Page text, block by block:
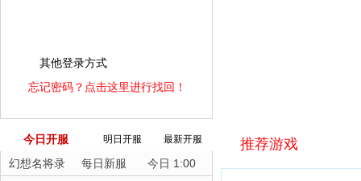
其他登录方式
忘记密码？点击这里进行找回！
今日开服 明日开服 最新开服
幻想名将录 每日新服
今日 1:00
推荐游戏